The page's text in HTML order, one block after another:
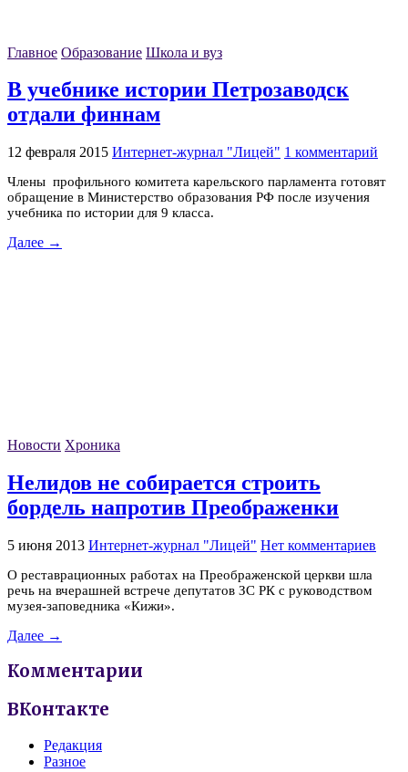
Главное Образование Школа и вуз
В учебнике истории Петрозаводск
отдали финнам
12 февраля 2015 Интернет-журнал "Лицей" 1 комментарий
Члены профильного комитета карельского парламента готовят
обращение в Министерство образования РФ после изучения
учебника по истории для 9 класса.
Далее →
Новости Хроника
Нелидов не собирается строить
бордель напротив Преображенки
5 июня 2013 Интернет-журнал "Лицей" Нет комментариев
О реставрационных работах на Преображенской церкви шла
речь на вчерашней встрече депутатов ЗС РК с руководством
музея-заповедника «Кижи».
Далее →
Комментарии
ВКонтакте
Редакция
Разное